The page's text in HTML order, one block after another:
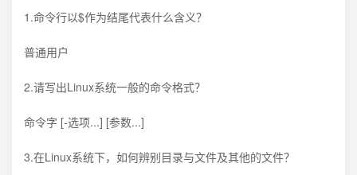
1.命令行以$作为结尾代表什么含义？
普通用户
2.请写出Linux系统一般的命令格式？
命令字 [-选项...] [参数...]
3.在Linux系统下，如何辨别目录与文件及其他的文件？